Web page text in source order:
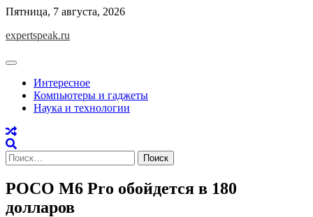
Skip
content
Пятница, 7 августа, 2026
expertspeak.ru
Интересное
Компьютеры и гаджеты
Наука и технологии
Найти:
POCO M6 Pro обойдется в 180
долларов